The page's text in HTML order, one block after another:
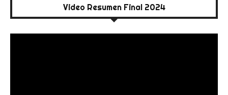
Video Resumen Final 2024